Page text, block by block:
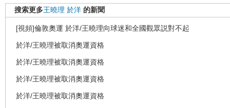
搜索更多王曉理 於洋 的新聞
[視頻]倫敦奧運 於洋/王曉理向球迷和全國觀眾説對不起
於洋/王曉理被取消奧運資格
於洋/王曉理被取消奧運資格
於洋/王曉理被取消奧運資格
於洋/王曉理被取消奧運資格